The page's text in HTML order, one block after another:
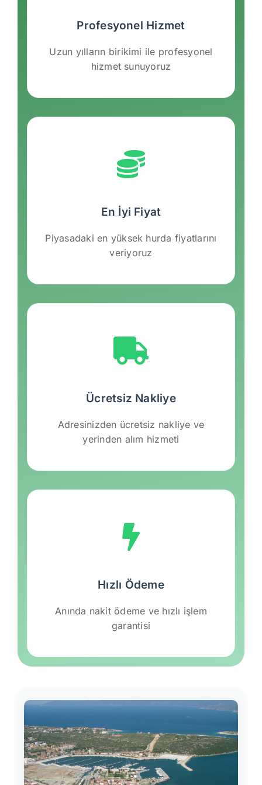
Profesyonel Hizmet
Uzun yılların birikimi ile profesyonel
hizmet sunuyoruz
En İyi Fiyat
Piyasadaki en yüksek hurda fiyatlarını
veriyoruz
Ücretsiz Nakliye
Adresinizden ücretsiz nakliye ve
yerinden alım hizmeti
Hızlı Ödeme
Anında nakit ödeme ve hızlı işlem
garantisi